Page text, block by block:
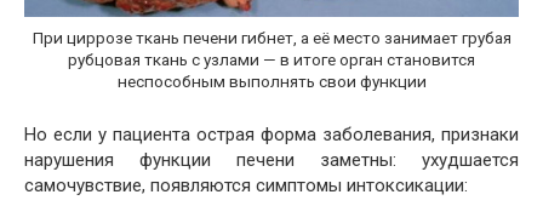
При циррозе ткань печени гибнет, а её место занимает грубая
рубцовая ткань с узлами — в итоге орган становится
неспособным выполнять свои функции
Но если у пациента острая форма заболевания, признаки
нарушения функции печени заметны: ухудшается
самочувствие, появляются симптомы интоксикации: